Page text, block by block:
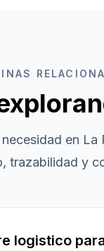
en La
trazabilidad y
logistico